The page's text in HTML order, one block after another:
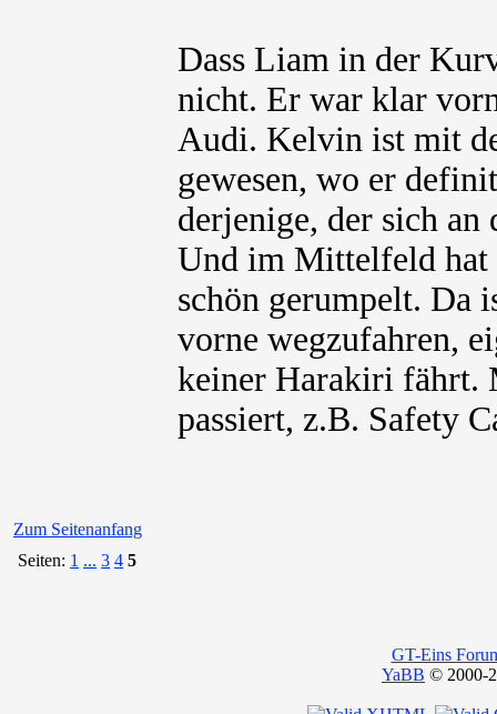
Dass Liam in der
nicht. Er war klar
Audi. Kelvin ist mit
gewesen, wo er
derjenige, der sich
Und im Mittelfeld hat
schön gerumpelt. Da
vorne wegzufahren,
keiner Harakiri fährt.
passiert, z.B. Safety
Zum Seitenanfang
Seiten: 1 ... 3 4 5
GT-Eins
YaBB © 2000-